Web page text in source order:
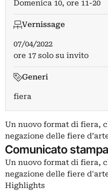
Domenica 10, ore 11-20
Vernissage
07/04/2022
ore 17 solo su invito
Generi
fiera
Un nuovo format di fiera,
negazione delle fiere
Comunicato stampa
Un nuovo format di fiera,
negazione delle fiere
Highlights